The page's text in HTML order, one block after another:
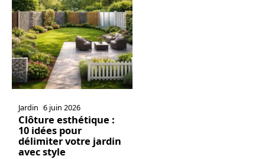
Jardin 6 juin 2026
Clôture esthétique :
10 idées pour
délimiter votre jardin
avec style